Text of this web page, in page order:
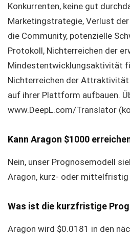
Konkurrenten, keine gut
Marketingstrategie, Verlust
die Community, potenzielle
Protokoll, Nichterreichen der
Mindestentwicklungsaktivität
Nichterreichen der Attraktivität
auf ihrer Plattform aufbauen.
www.DeepL.com/Translator
Kann Aragon $1000
Nein, unser Prognosemodell
Aragon, kurz- oder mittelfristig
Was ist die kurzfristige
Aragon wird $0.0181 in den